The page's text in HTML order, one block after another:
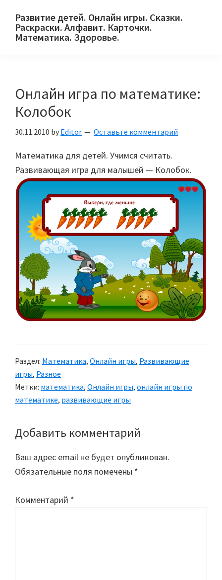
primary
main
primary
Развитие детей. Онлайн игры. Сказки.
Раскраски. Алфавит. Карточки.
Математика. Здоровье.
и
их
Онлайн игра по математике:
Колобок
30.11.2010 by Editor Оставьте комментарий
Математика для детей. Учимся считать.
Развивающая игра для малышей — Колобок.
Раздел: Математика, Онлайн игры, Развивающие
игры, Разное
Метки: математика, Онлайн игры, онлайн игры по
математике, развивающие игры
Reader
Interactions
Добавить комментарий
Ваш адрес email не будет опубликован.
Обязательные поля помечены *
Комментарий *